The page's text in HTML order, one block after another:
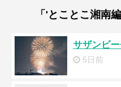
「'とことこ湘南
サザンビ
5日前